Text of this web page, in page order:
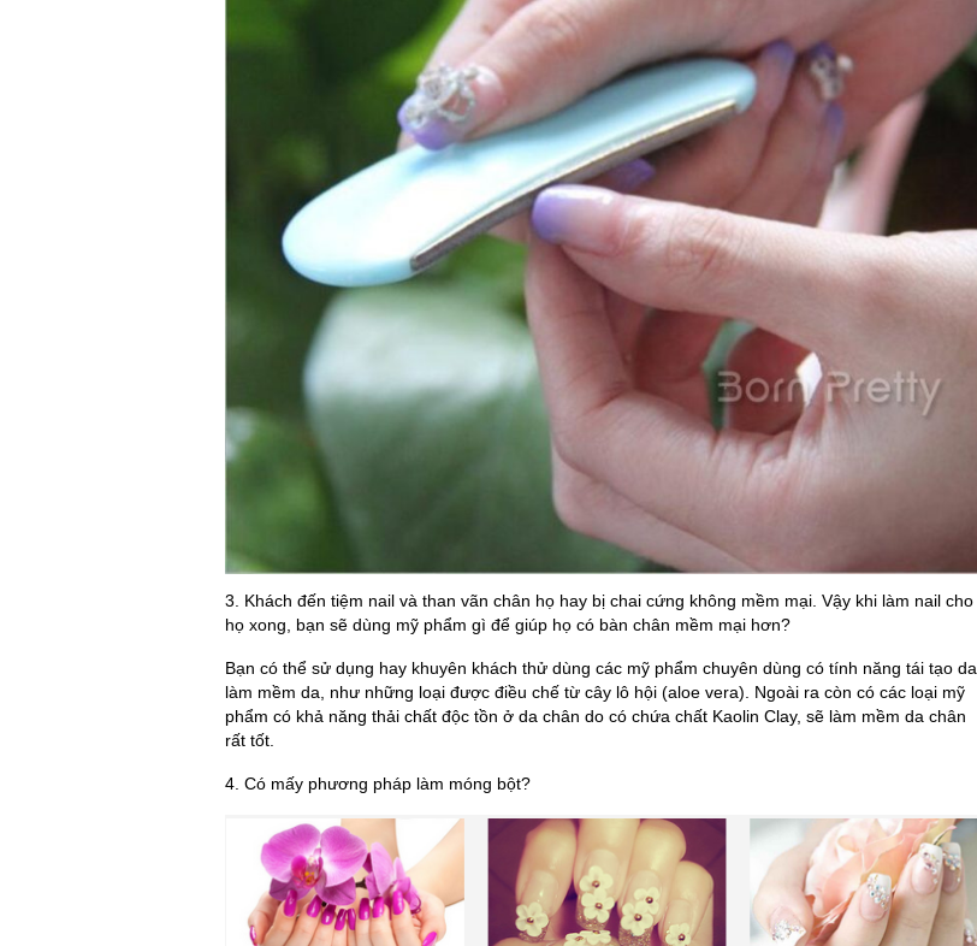
3. Khách đến tiệm nail và than vãn chân họ hay bị chai cứng không mềm mại. Vậy khi làm nail cho
họ xong, bạn sẽ dùng mỹ phẩm gì để giúp họ có bàn chân mềm mại hơn?
Bạn có thể sử dụng hay khuyên khách thử dùng các mỹ phẩm chuyên dùng có tính năng tái tạo da,
làm mềm da, như những loại được điều chế từ cây lô hội (aloe vera). Ngoài ra còn có các loại mỹ
phẩm có khả năng thải chất độc tồn ở da chân do có chứa chất Kaolin Clay, sẽ làm mềm da chân
rất tốt.
4. Có mấy phương pháp làm móng bột?